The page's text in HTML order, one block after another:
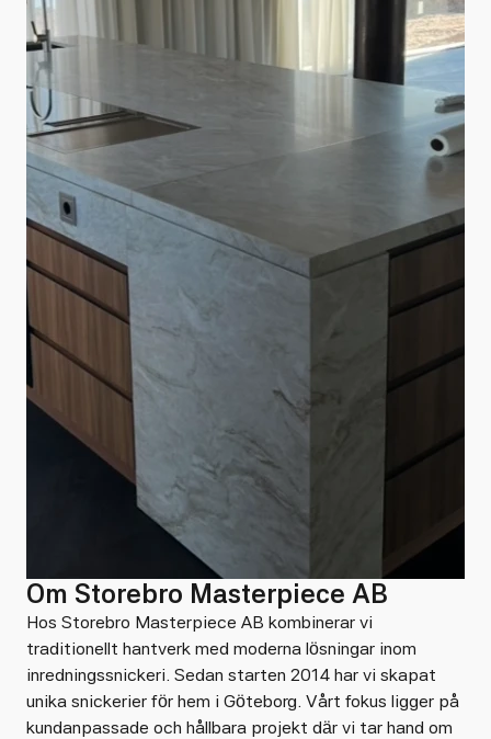
Om Storebro Masterpiece AB
Hos Storebro Masterpiece AB kombinerar vi
traditionellt hantverk med moderna lösningar inom
inredningssnickeri. Sedan starten 2014 har vi skapat
unika snickerier för hem i Göteborg. Vårt fokus ligger på
kundanpassade och hållbara projekt där vi tar hand om